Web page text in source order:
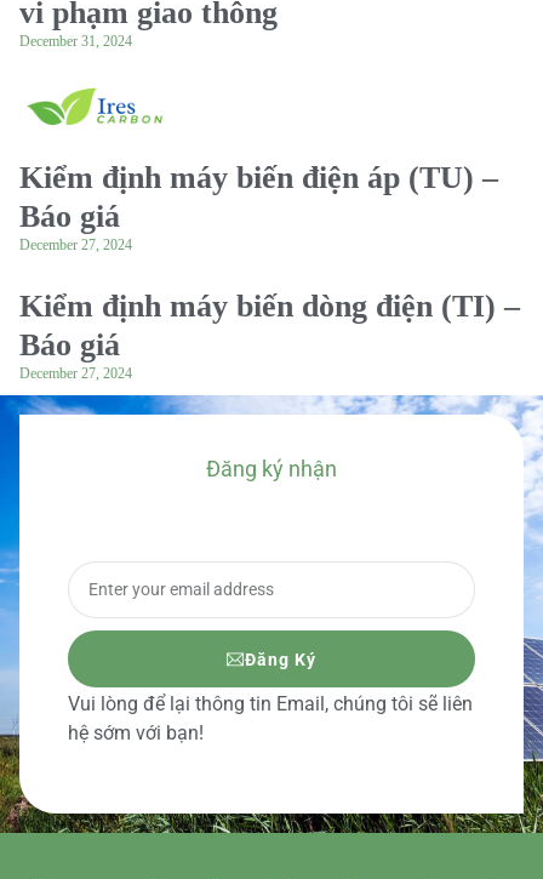
vi phạm giao thông
December 31, 2024
Kiểm định máy biến điện áp (TU) –
Báo giá
December 27, 2024
Kiểm định máy biến dòng điện (TI) –
Báo giá
December 27, 2024
Đăng ký nhận
Đăng Ký
Vui lòng để lại thông tin Email, chúng tôi sẽ liên
hệ sớm với bạn!